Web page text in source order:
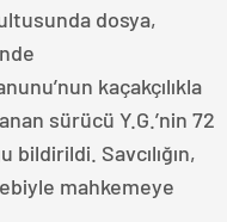
dosya,
kaçakçılıkla
sürücü Y.G.’nin 72
Savcılığın,
mahkemeye